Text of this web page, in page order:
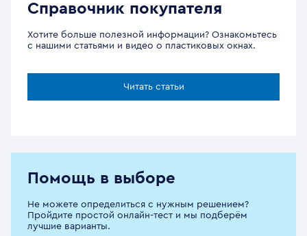
Справочник покупателя
Хотите больше полезной информации? Ознакомьтесь
с нашими статьями и видео о пластиковых окнах.
Читать статьи
Помощь в выборе
Не можете определиться с нужным решением?
Пройдите простой онлайн-тест и мы подберём
лучшие варианты.